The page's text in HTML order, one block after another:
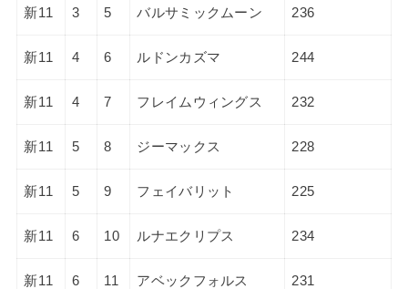
新11 3 5 バルサミックムーン 236
新11 4 6 ルドンカズマ 244
新11 4 7 フレイムウィングス 232
新11 5 8 ジーマックス 228
新11 5 9 フェイバリット 225
新11 6 10 ルナエクリプス 234
新11 6 11 アベックフォルス 231